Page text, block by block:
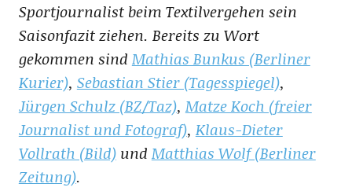
Sportjournalist beim Textilvergehen sein
Saisonfazit ziehen. Bereits zu Wort
gekommen sind Mathias Bunkus (Berliner
Kurier), Sebastian Stier (Tagesspiegel),
Jürgen Schulz (BZ/Taz), Matze Koch (freier
Journalist und Fotograf), Klaus-Dieter
Vollrath (Bild)und Matthias Wolf (Berliner
Zeitung).